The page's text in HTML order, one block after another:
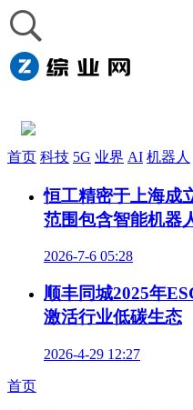
首页 科技 5G 业界 AI 机器人
恒工精密于上海成
范围包含智能机器
2026-7-6 05:28
顺丰同城2025年
激活行业低碳生态
2026-4-29 12:27
首页